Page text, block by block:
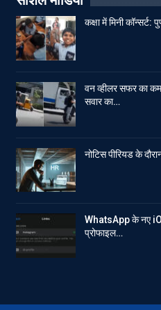
कक्षा में मिनी
वन व्हीलर सफर का
सवार का…
नोटिस पीरियड के
WhatsApp के नए
प्रोफाइल…